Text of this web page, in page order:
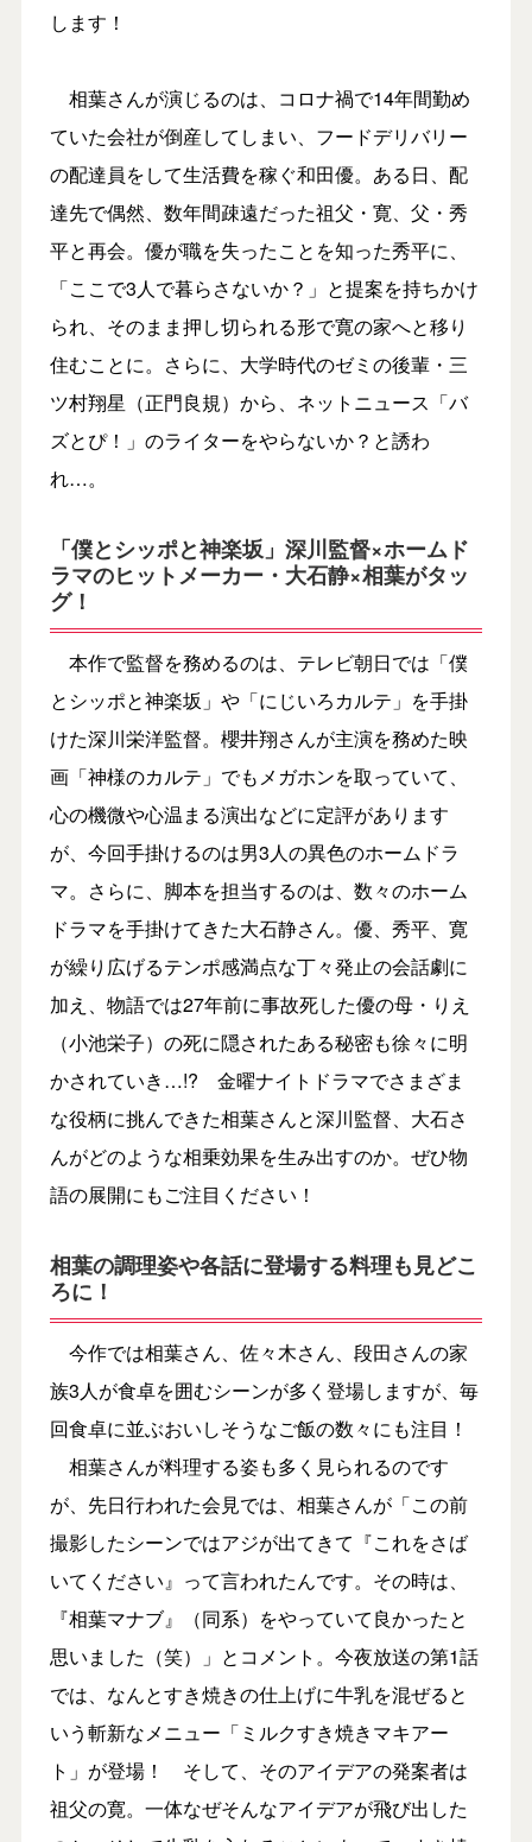
します！
相葉さんが演じるのは、コロナ禍で14年間勤め
ていた会社が倒産してしまい、フードデリバリー
の配達員をして生活費を稼ぐ和田優。ある日、配
達先で偶然、数年間疎遠だった祖父・寛、父・秀
平と再会。優が職を失ったことを知った秀平に、
「ここで3人で暮らさないか？」と提案を持ちかけ
られ、そのまま押し切られる形で寛の家へと移り
住むことに。さらに、大学時代のゼミの後輩・三
ツ村翔星（正門良規）から、ネットニュース「バ
ズとぴ！」のライターをやらないか？と誘わ
れ…。
「僕とシッポと神楽坂」深川監督×ホームド
ラマのヒットメーカー・大石静×相葉がタッ
グ！
本作で監督を務めるのは、テレビ朝日では「僕
とシッポと神楽坂」や「にじいろカルテ」を手掛
けた深川栄洋監督。櫻井翔さんが主演を務めた映
画「神様のカルテ」でもメガホンを取っていて、
心の機微や心温まる演出などに定評があります
が、今回手掛けるのは男3人の異色のホームドラ
マ。さらに、脚本を担当するのは、数々のホーム
ドラマを手掛けてきた大石静さん。優、秀平、寛
が繰り広げるテンポ感満点な丁々発止の会話劇に
加え、物語では27年前に事故死した優の母・りえ
（小池栄子）の死に隠されたある秘密も徐々に明
かされていき…!? 金曜ナイトドラマでさまざま
な役柄に挑んできた相葉さんと深川監督、大石さ
んがどのような相乗効果を生み出すのか。ぜひ物
語の展開にもご注目ください！
相葉の調理姿や各話に登場する料理も見どこ
ろに！
今作では相葉さん、佐々木さん、段田さんの家
族3人が食卓を囲むシーンが多く登場しますが、毎
回食卓に並ぶおいしそうなご飯の数々にも注目！
相葉さんが料理する姿も多く見られるのです
が、先日行われた会見では、相葉さんが「この前
撮影したシーンではアジが出てきて『これをさば
いてください』って言われたんです。その時は、
『相葉マナブ』（同系）をやっていて良かったと
思いました（笑）」とコメント。今夜放送の第1話
では、なんとすき焼きの仕上げに牛乳を混ぜると
いう斬新なメニュー「ミルクすき焼きマキアー
ト」が登場！ そして、そのアイデアの発案者は
祖父の寛。一体なぜそんなアイデアが飛び出した